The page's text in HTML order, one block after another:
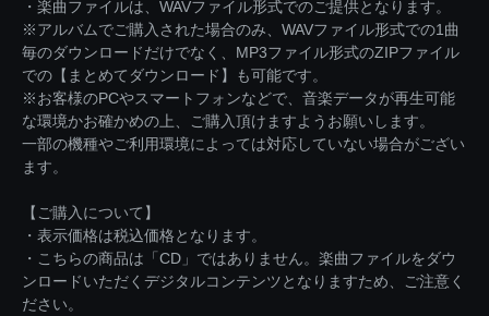
・楽曲ファイルは、WAVファイル形式でのご提供となります。
※アルバムでご購入された場合のみ、WAVファイル形式での1曲
毎のダウンロードだけでなく、MP3ファイル形式のZIPファイル
での【まとめてダウンロード】も可能です。
※お客様のPCやスマートフォンなどで、音楽データが再生可能
な環境かお確かめの上、ご購入頂けますようお願いします。
一部の機種やご利用環境によっては対応していない場合がござい
ます。
【ご購入について】
・表示価格は税込価格となります。
・こちらの商品は「CD」ではありません。楽曲ファイルをダウ
ンロードいただくデジタルコンテンツとなりますため、ご注意く
ださい。